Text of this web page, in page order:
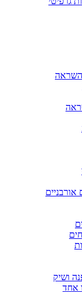
אורבניים
ושיק
אחד